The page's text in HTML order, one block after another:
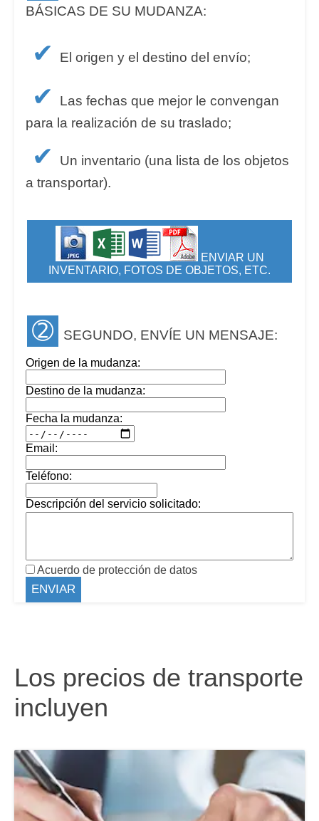
BÁSICAS DE SU MUDANZA:
✔ El origen y el destino del envío;
✔
Las fechas que mejor le convengan
para la realización de su traslado;
✔
Un inventario (una lista de los objetos
a transportar).
ENVIAR UN
INVENTARIO, FOTOS DE OBJETOS, ETC.
➁ SEGUNDO, ENVÍE UN MENSAJE:
Origen de la mudanza:
Destino de la mudanza:
Fecha la mudanza:
Email:
Teléfono:
Descripción del servicio solicitado:
Acuerdo de protección de datos
Los precios de transporte
incluyen